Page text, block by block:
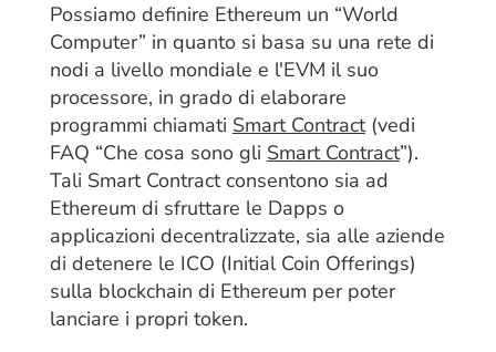
Possiamo definire Ethereum un “World
Computer” in quanto si basa su una rete di
nodi a livello mondiale e l'EVM il suo
processore, in grado di elaborare
programmi chiamati Smart Contract(vedi
FAQ “Che cosa sono gli Smart Contract”).
Tali Smart Contract consentono sia ad
Ethereum di sfruttare le Dapps o
applicazioni decentralizzate, sia alle aziende
di detenere le ICO (Initial Coin Offerings)
sulla blockchain di Ethereum per poter
lanciare i propri token.